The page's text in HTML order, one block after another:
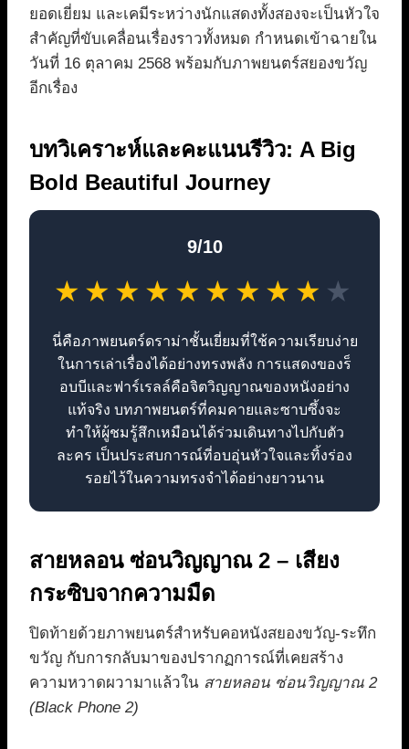
ยอดเยี่ยม และเคมีระหว่างนักแสดงทั้งสองจะเป็นหัวใจ
สำคัญที่ขับเคลื่อนเรื่องราวทั้งหมด กำหนดเข้าฉายใน
วันที่ 16 ตุลาคม 2568 พร้อมกับภาพยนตร์สยองขวัญ
อีกเรื่อง
บทวิเคราะห์และคะแนนรีวิว: A Big
Bold Beautiful Journey
9/10
★ ★ ★ ★ ★ ★ ★ ★ ★ ★
นี่คือภาพยนตร์ดราม่าชั้นเยี่ยมที่ใช้ความเรียบง่าย
ในการเล่าเรื่องได้อย่างทรงพลัง การแสดงของร็
อบบีและฟาร์เรลล์คือจิตวิญญาณของหนังอย่าง
แท้จริง บทภาพยนตร์ที่คมคายและซาบซึ้งจะ
ทำให้ผู้ชมรู้สึกเหมือนได้ร่วมเดินทางไปกับตัว
ละคร เป็นประสบการณ์ที่อบอุ่นหัวใจและทิ้งร่อง
รอยไว้ในความทรงจำได้อย่างยาวนาน
สายหลอน ซ่อนวิญญาณ 2 – เสียง
กระซิบจากความมืด
ปิดท้ายด้วยภาพยนตร์สำหรับคอหนังสยองขวัญ-ระทึก
ขวัญ กับการกลับมาของปรากฏการณ์ที่เคยสร้าง
ความหวาดผวามาแล้วใน สายหลอน ซ่อนวิญญาณ 2
(Black Phone 2)